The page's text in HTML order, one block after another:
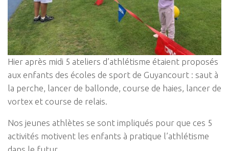
Hier après midi 5 ateliers d’athlétisme étaient proposés
aux enfants des écoles de sport de Guyancourt : saut à
la perche, lancer de ballonde, course de haies, lancer de
vortex et course de relais.
Nos jeunes athlètes se sont impliqués pour que ces 5
activités motivent les enfants à pratique l’athlétisme